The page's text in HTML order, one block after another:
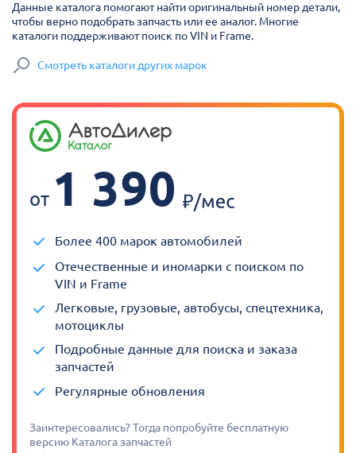
Данные каталога помогают найти оригинальный номер детали,
чтобы верно подобрать запчасть или ее аналог. Многие
каталоги поддерживают поиск по VIN и Frame.
Смотреть каталоги других марок
от 1 390
Более 400 марок автомобилей
Отечественные и иномарки с поиском по
VIN и Frame
Легковые, грузовые, автобусы, спецтехника,
мотоциклы
Подробные данные для поиска и заказа
запчастей
Регулярные обновления
Заинтересовались? Тогда попробуйте бесплатную
версию Каталога запчастей